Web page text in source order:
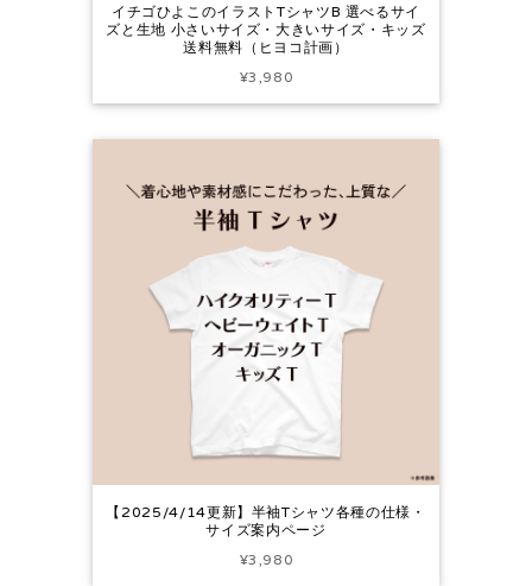
イチゴひよこのイラストTシャツB 選べるサイ
ズと生地 小さいサイズ・大きいサイズ・キッズ
送料無料（ヒヨコ計画）
¥3,980
【2025/4/14更新】半袖Tシャツ各種の仕様・
サイズ案内ページ
¥3,980